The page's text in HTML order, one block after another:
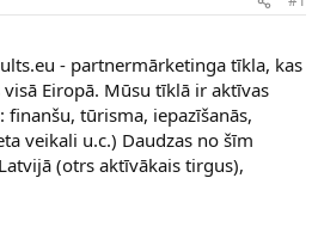
- partnermārketinga tīkla, kas
Eiropā. Mūsu tīklā ir aktīvas
finanšu, tūrisma, iepazīšanās,
veikali u.c.) Daudzas no šīm
(otrs aktīvākais tirgus),